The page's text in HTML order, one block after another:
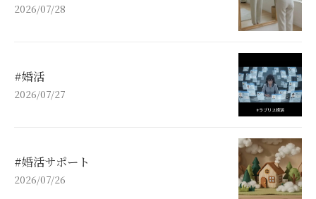
2026/07/28
#婚活
2026/07/27
#婚活サポート
2026/07/26